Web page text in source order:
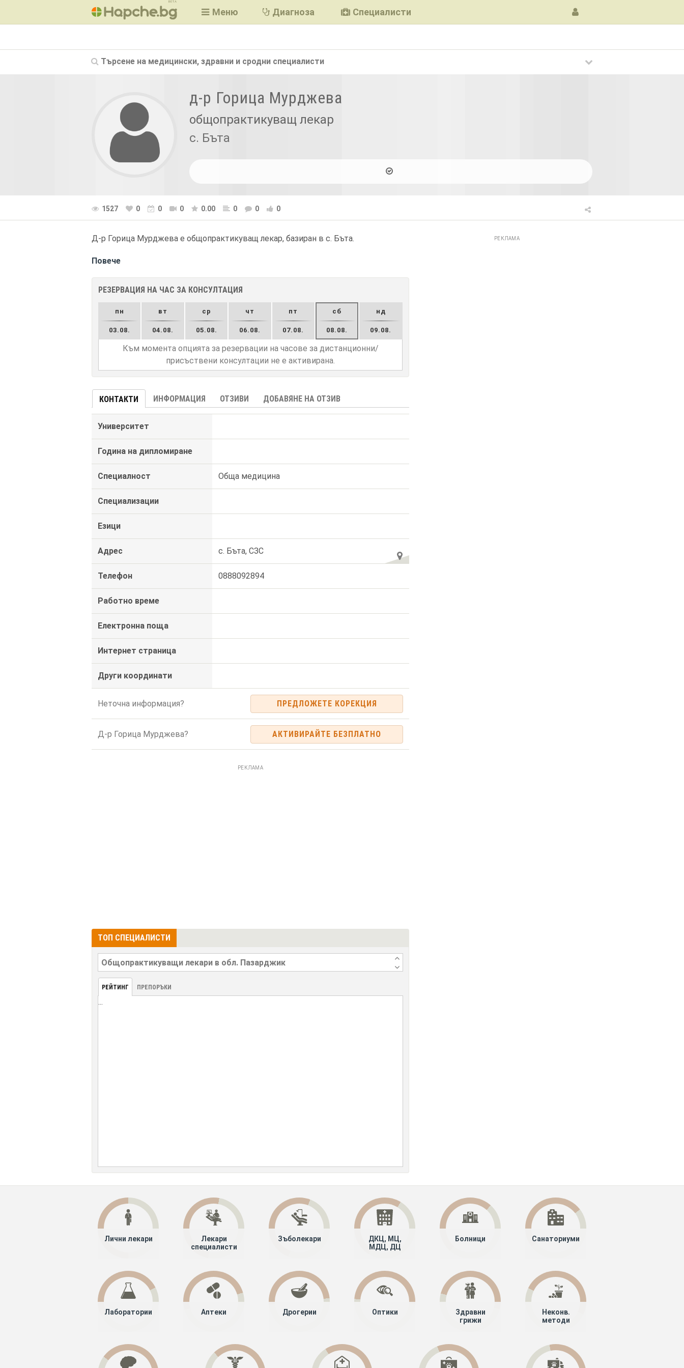
BETA
Меню Диагноза Специалисти
Търсене на медицински, здравни и сродни специалисти
д-р Горица Мурджева
общопрактикуващ лекар
с. Бъта
1527 0 0 0 0.00 0 0 0
Д-р Горица Мурджева е общопрактикуващ лекар, базиран в с. Бъта.
Повече
РЕЗЕРВАЦИЯ НА ЧАС ЗА КОНСУЛТАЦИЯ
пн
03.08.
вт
04.08.
ср
05.08.
чт
06.08.
пт
07.08.
сб
08.08.
нд
09.08.
Към момента опцията за резервации на часове за дистанционни/
присъствени консултации не е активирана.
КОНТАКТИ ИНФОРМАЦИЯ ОТЗИВИ ДОБАВЯНЕ НА ОТЗИВ
Университет
Година на дипломиране
Специалност Обща медицина
Специализации
Езици
Адрес с. Бъта, СЗС
Телефон 0888092894
Работно време
Електронна поща
Интернет страница
Други координати
Неточна информация? ПРЕДЛОЖЕТЕ КОРЕКЦИЯ
Д-р Горица Мурджева? АКТИВИРАЙТЕ БЕЗПЛАТНО
РЕКЛАМА
ТОП СПЕЦИАЛИСТИ
РЕЙТИНГ ПРЕПОРЪКИ
...
РЕКЛАМА
Лични лекари
Лекари
специалисти
Зъболекари
ДКЦ, МЦ,
МДЦ, ДЦ
Болници Санаториуми
Лаборатории Аптеки Дрогерии Оптики
Здравни
грижи
Неконв.
методи